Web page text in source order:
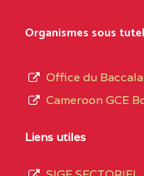
BILINGUAL
du
Organismes sous
Office du
Cameroon GCE
Liens utiles